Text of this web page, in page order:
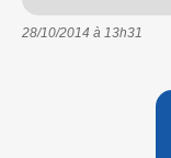
28/10/2014 à 13h31